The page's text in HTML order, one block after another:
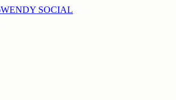
WENDY SOCIAL